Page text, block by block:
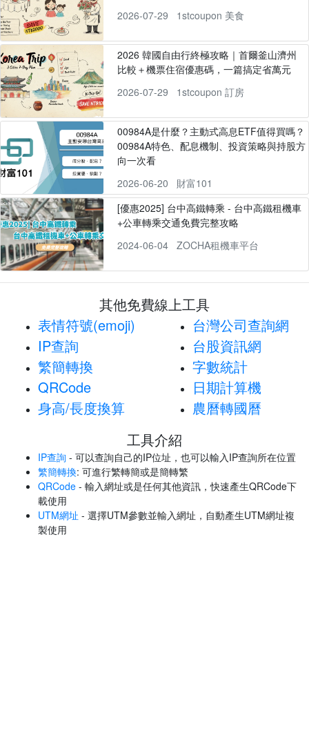
2026-07-29
1stcoupon 美食
2026 韓國自由行終極攻略｜首爾釜山濟州
比較＋機票住宿優惠碼，一篇搞定省萬元
2026-07-29
1stcoupon 訂房
00984A是什麼？主動式高息ETF值得買嗎？
00984A特色、配息機制、投資策略與持股方
向一次看
2026-06-20
財富101
[優惠2025] 台中高鐵轉乘 - 台中高鐵租機車
+公車轉乘交通免費完整攻略
2024-06-04
ZOCHA租機車平台
其他免費線上工具
表情符號(emoji)
IP查詢
繁簡轉換
QRCode
身高/長度換算
台灣公司查詢網
台股資訊網
字數統計
日期計算機
農曆轉國曆
工具介紹
IP查詢 - 可以查詢自己的IP位址，也可以輸入IP查詢所在位置
繁簡轉換: 可進行繁轉簡或是簡轉繁
QRCode - 輸入網址或是任何其他資訊，快速產生QRCode下
載使用
UTM網址 - 選擇UTM參數並輸入網址，自動產生UTM網址複
製使用